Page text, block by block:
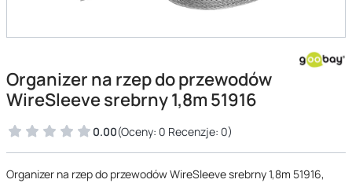
Organizer na rzep do przewodów
WireSleeve srebrny 1,8m 51916
0.00(Oceny: 0 Recenzje: 0)
Organizer na rzep do przewodów WireSleeve srebrny 1,8m 51916,